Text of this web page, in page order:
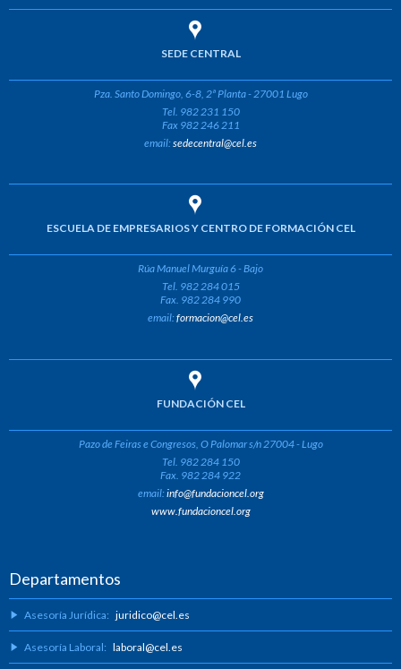
SEDE CENTRAL
Pza. Santo Domingo, 6-8, 2ª Planta - 27001 Lugo
Tel. 982 231 150
Fax 982 246 211
email:sedecentral@cel.es
ESCUELA DE EMPRESARIOS Y CENTRO DE FORMACIÓN CEL
Rúa Manuel Murguía 6 - Bajo
Tel. 982 284 015
Fax. 982 284 990
email:formacion@cel.es
FUNDACIÓN CEL
Pazo de Feiras e Congresos, O Palomar s/n 27004 - Lugo
Tel. 982 284 150
Fax. 982 284 922
email:info@fundacioncel.org
www.fundacioncel.org
Departamentos
Asesoría Jurídica: juridico@cel.es
Asesoría Laboral: laboral@cel.es